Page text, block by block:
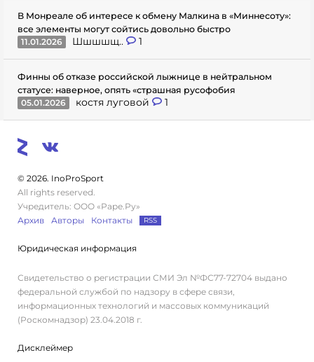
В Монреале об интересе к обмену Малкина в «Миннесоту»:
все элементы могут сойтись довольно быстро
11.01.2026
Шшшшщ.. 1
Финны об отказе российской лыжнице в нейтральном
статусе: наверное, опять «страшная русофобия
05.01.2026
костя луговой 1
© 2026. InoProSport
All rights reserved.
Учредитель: ООО «Раре.Ру»
Архив
Авторы Контакты RSS
Юридическая информация
Свидетельство о регистрации СМИ Эл №ФС77-72704 выдано
федеральной службой по надзору в сфере связи,
информационных технологий и массовых коммуникаций
(Роскомнадзор) 23.04.2018 г.
Дисклеймер